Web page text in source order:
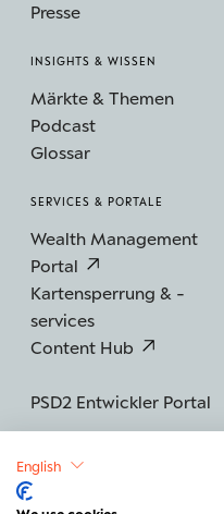
Presse
INSIGHTS & WISSEN
Märkte & Themen
Podcast
Glossar
SERVICES & PORTALE
Wealth Management
Portal
Kartensperrung & -
services
Content Hub
PSD2 Entwickler Portal
English